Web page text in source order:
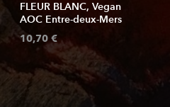
FLEUR BLANC, Vegan
AOC Entre-deux-Mers
10,70 €